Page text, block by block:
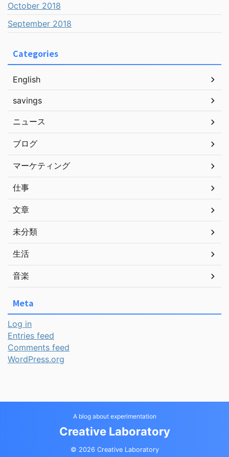
October 2018
September 2018
Categories
English
savings
ニュース
ブログ
マーケティング
仕事
文章
未分類
生活
音楽
Meta
Log in
Entries feed
Comments feed
WordPress.org
A blog about experimentation
Creative Laboratory
© 2026 Creative Laboratory